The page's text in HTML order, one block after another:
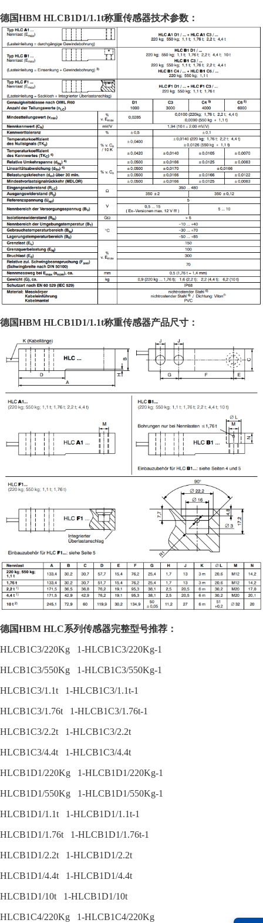
德国HBM HLCB1D1/1.1t称重传感器技术参数：
德国HBM HLCB1D1/1.1t称重传感器产品尺寸：
德国HBM HLC系列传感器完整型号推荐：
HLCB1C3/220Kg 1-HLCB1C3/220Kg-1
HLCB1C3/550Kg 1-HLCB1C3/550Kg-1
HLCB1C3/1.1t 1-HLCB1C3/1.1t-1
HLCB1C3/1.76t 1-HLCB1C3/1.76t-1
HLCB1C3/2.2t 1-HLCB1C3/2.2t
HLCB1C3/4.4t 1-HLCB1C3/4.4t
HLCB1D1/220Kg 1-HLCB1D1/220Kg-1
HLCB1D1/550Kg 1-HLCB1D1/550Kg-1
HLCB1D1/1.1t 1-HLCB1D1/1.1t-1
HLCB1D1/1.76t 1-HLCB1D1/1.76t-1
HLCB1D1/2.2t 1-HLCB1D1/2.2t
HLCB1D1/4.4t 1-HLCB1D1/4.4t
HLCB1D1/10t 1-HLCB1D1/10t
HLCB1C4/220Kg 1-HLCB1C4/220Kg